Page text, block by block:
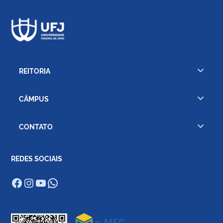
REITORIA
CÂMPUS
CONTATO
REDES SOCIAIS
Facebook
Instagram
Youtube
WhatsApp